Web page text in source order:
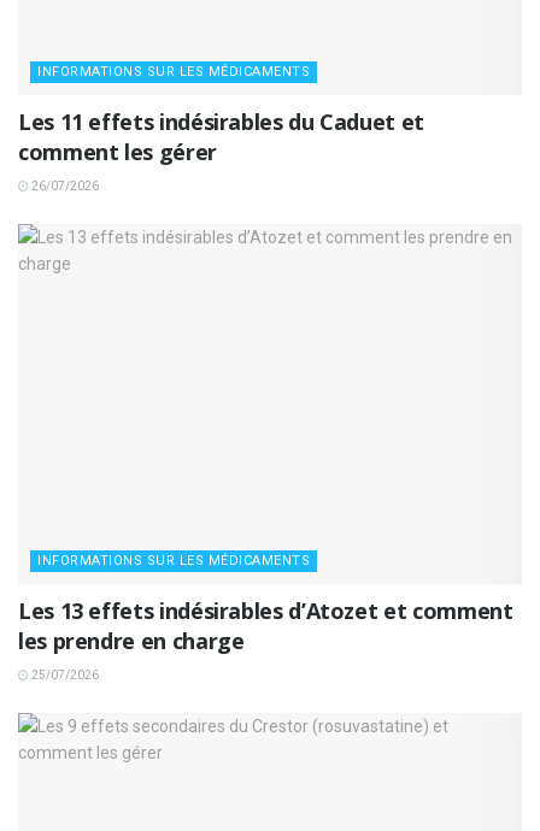
INFORMATIONS SUR LES MÉDICAMENTS
Les 11 effets indésirables du Caduet et
comment les gérer
26/07/2026
INFORMATIONS SUR LES MÉDICAMENTS
Les 13 effets indésirables d’Atozet et comment
les prendre en charge
25/07/2026